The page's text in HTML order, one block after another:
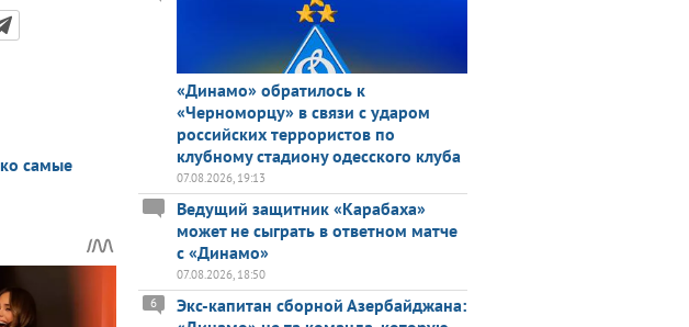
самые
«Динамо» обратилось к
«Черноморцу» в связи с ударом
российских террористов по
клубному стадиону одесского клуба
07.08.2026, 19:13
Ведущий защитник «Карабаха»
может не сыграть в ответном матче
с «Динамо»
07.08.2026, 18:50
Экс-капитан сборной Азербайджана:
6